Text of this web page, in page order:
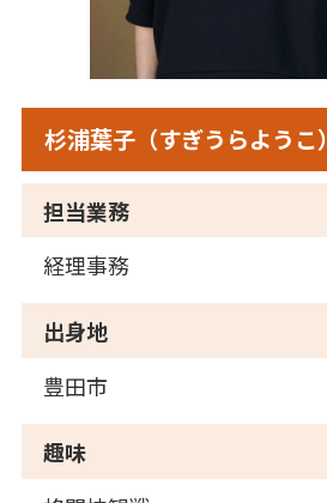
杉浦葉子（すぎうらようこ）
担当業務
経理事務
出身地
豊田市
趣味